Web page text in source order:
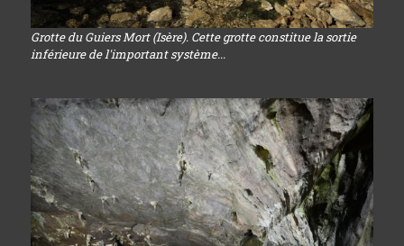
Grotte du Guiers Mort (Isère). Cette grotte constitue la sortie
inférieure de l'important système...